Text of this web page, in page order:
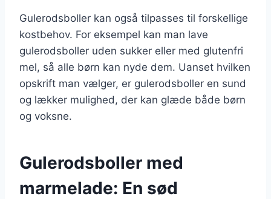
Gulerodsboller kan også tilpasses til forskellige
kostbehov. For eksempel kan man lave
gulerodsboller uden sukker eller med glutenfri
mel, så alle børn kan nyde dem. Uanset hvilken
opskrift man vælger, er gulerodsboller en sund
og lækker mulighed, der kan glæde både børn
og voksne.
Gulerodsboller med
marmelade: En sød